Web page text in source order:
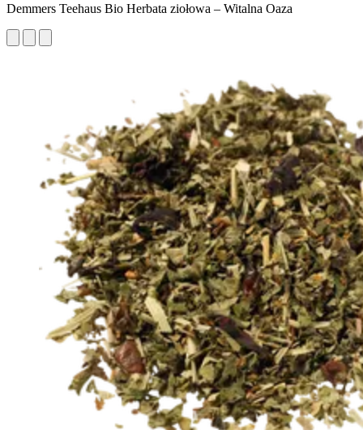
Demmers Teehaus Bio Herbata ziołowa – Witalna Oaza